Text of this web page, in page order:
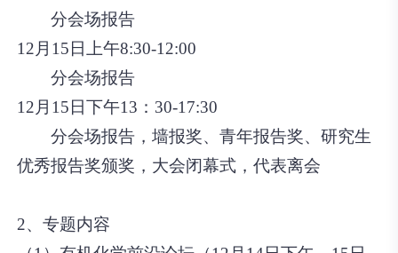
分会场报告
12月15日上午8:30-12:00
分会场报告
12月15日下午13：30-17:30
分会场报告，墙报奖、青年报告奖、研究生
优秀报告奖颁奖，大会闭幕式，代表离会
2、专题内容